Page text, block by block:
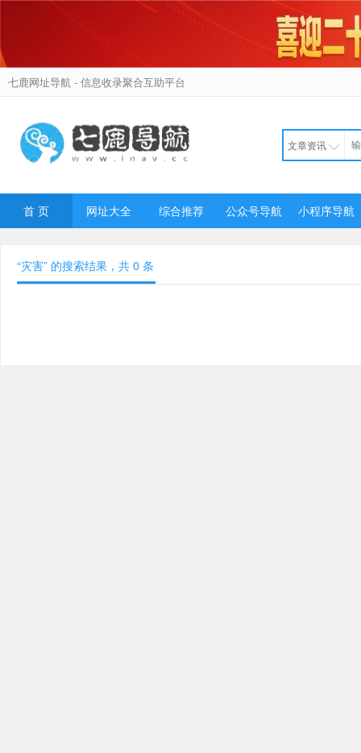
七鹿网址导航 - 信息收录聚合互助平台
文章资讯
首 页 网址大全 综合推荐 公众号导航 小程序导航
“灾害” 的搜索结果，共 0 条